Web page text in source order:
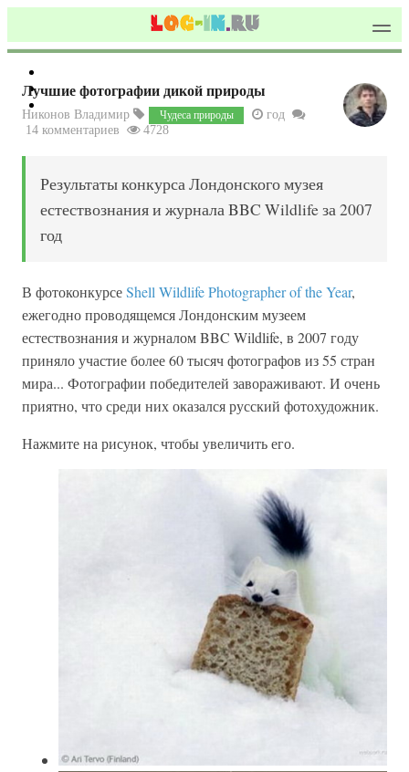
Лучшие фотографии дикой природы
Никонов Владимир Чудеса природы
год
14 комментариев
4728
Результаты конкурса Лондонского музея
естествознания и журнала BBC Wildlife за 2007
год
В фотоконкурсеShell Wildlife Photographer of the Year,
ежегодно проводящемся Лондонским музеем
естествознания и журналом BBC Wildlife, в 2007 году
приняло участие более 60 тысяч фотографов из 55 стран
мира... Фотографии победителей завораживают. И очень
приятно, что среди них оказался русский фотохудожник.
Нажмите на рисунок, чтобы увеличить его.